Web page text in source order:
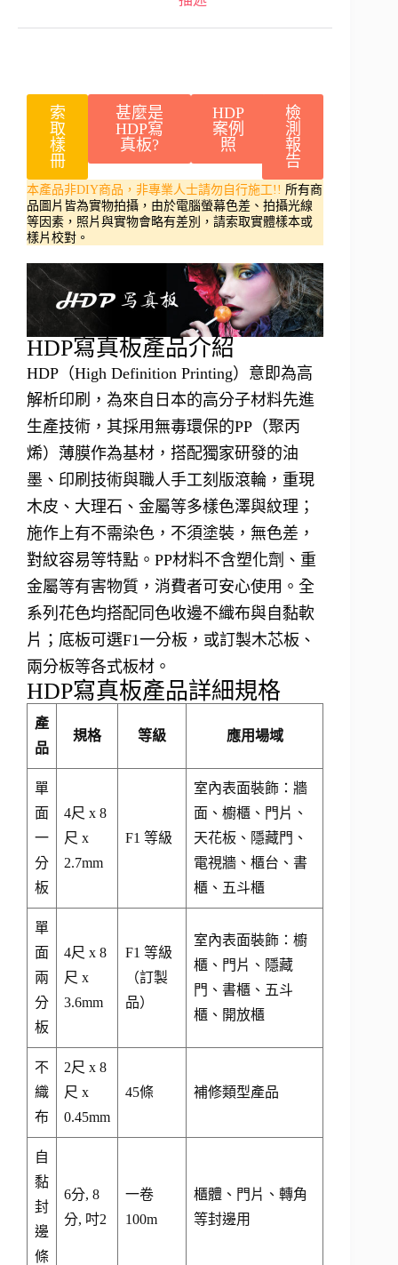
索
取
樣
冊
甚麼是
HDP寫
真板?
HDP
案例
照
檢
測
報
告
本產品非DIY商品，非專業人士請勿自行施工!! 所有商
品圖片皆為實物拍攝，由於電腦螢幕色差、拍攝光線
等因素，照片與實物會略有差別，請索取實體樣本或
樣片校對。
HDP寫真板產品介紹
HDP（High Definition Printing）意即為高
解析印刷，為來自日本的高分子材料先進
生產技術，其採用無毒環保的PP（聚丙
烯）薄膜作為基材，搭配獨家研發的油
墨、印刷技術與職人手工刻版滾輪，重現
木皮、大理石、金屬等多樣色澤與紋理；
施作上有​不需染色，不須塗裝，無色差，
對紋容易等特點。PP材料不含塑化劑、重
金屬等有害物質，消費者可安心使用。全
系列花色均搭配同色收邊不織布與自黏軟
片；底板可選F1一分板，或訂製木芯板、
兩分板等各式板材。
HDP寫真板產品詳細規格
產
品
規格 等級 應用場域
單
面
一
分
板
4尺 x 8
尺 x
2.7mm
F1 等級
室內表面裝飾：牆
面、櫥櫃、門片、
天花板、隱藏門、
電視牆、櫃台、書
櫃、五斗櫃
單
面
兩
分
板
4尺 x 8
尺 x
3.6mm
F1 等級
（訂製
品）
室內表面裝飾：櫥
櫃、門片、隱藏
門、書櫃、五斗
櫃、開放櫃
不
織
布
2尺 x 8
尺 x
0.45mm
45條 補修類型產品
自
黏
封
邊
條
6分, 8
分, 吋2
一卷
100m
櫃體、門片、轉角
等封邊用